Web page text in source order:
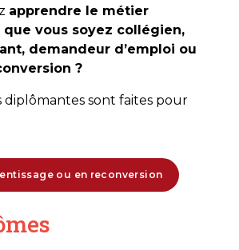
apprendre le métier
que vous soyez collégien,
demandeur d’emploi ou
?
diplômantes sont faites pour
ou en reconversion